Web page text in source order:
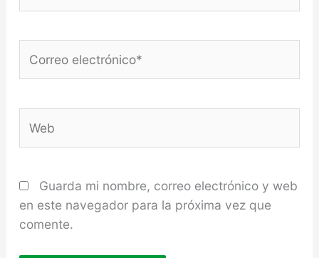
electrónico*
Guarda mi nombre, correo electrónico y web
en este navegador para la próxima vez que
comente.